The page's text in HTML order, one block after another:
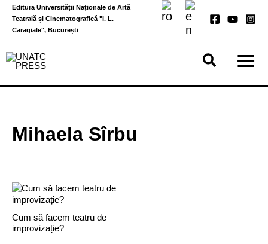
Skip
content
Editura Universității Naționale de Artă
Teatrală și Cinematografică "I. L.
Caragiale", București
Mihaela Sîrbu
Cum să facem teatru de
improvizație?